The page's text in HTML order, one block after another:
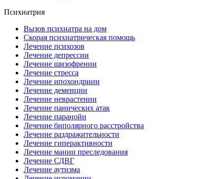
Психиатрия
Вызов психиатра на дом
Скорая психиатрическая помощь
Лечение психозов
Лечение депрессии
Лечение шизофрении
Лечение стресса
Лечение ипохондриии
Лечение деменции
Лечение неврастении
Лечение панических атак
Лечение паранойи
Лечение биполярного расстройства
Лечение раздражительности
Лечение гиперактивности
Лечение мании преследования
Лечение СДВГ
Лечение аутизма